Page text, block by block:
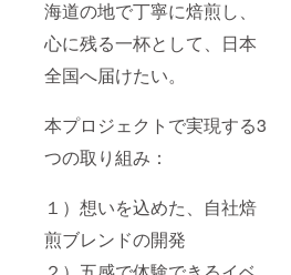
海道の地で丁寧に焙煎し、
心に残る一杯として、日本
全国へ届けたい。
本プロジェクトで実現する3
つの取り組み：
１）想いを込めた、自社焙
煎ブレンドの開発